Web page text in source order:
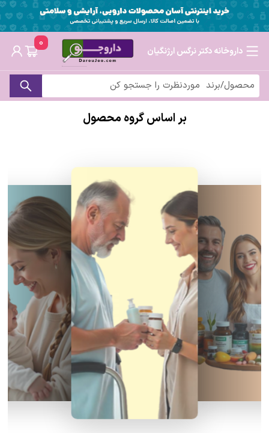
داروخانه دکتر نرگس ارژنگیان
0
بر اساس گروه محصول